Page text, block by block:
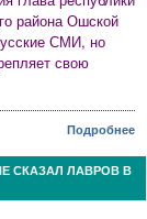
района Ошской
СМИ, но
свою
Подробнее
СКАЗАЛ ЛАВРОВ В